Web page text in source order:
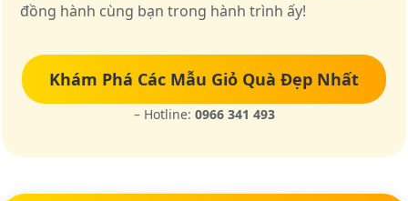
đồng hành cùng bạn trong hành trình ấy!
Khám Phá Các Mẫu Giỏ Quà Đẹp Nhất
– Hotline: 0966 341 493